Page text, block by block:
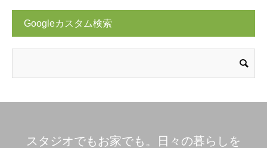
Googleカスタム検索
スタジオでもお家でも。日々の暮らしを